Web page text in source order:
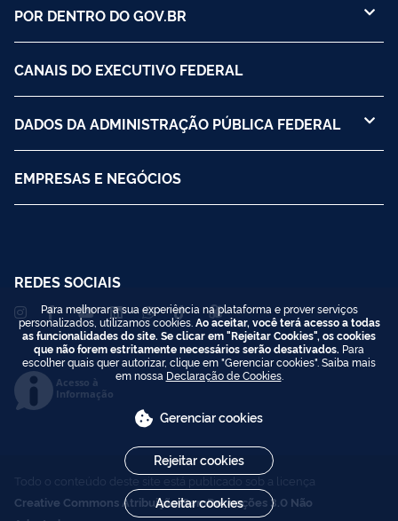
POR DENTRO DO GOV.BR
CANAIS DO EXECUTIVO FEDERAL
DADOS DA ADMINISTRAÇÃO PÚBLICA FEDERAL
EMPRESAS E NEGÓCIOS
REDES SOCIAIS
Acesso à
Informação
Todo o conteúdo deste site está publicado sob a licença
Creative Commons Atribuição-SemDerivações 3.0 Não
Para melhorar a sua experiência na plataforma e prover serviços
personalizados, utilizamos cookies. Ao aceitar, você terá acesso a todas
as funcionalidades do site. Se clicar em "Rejeitar Cookies", os cookies
que não forem estritamente necessários serão desativados. Para
escolher quais quer autorizar, clique em "Gerenciar cookies". Saiba mais
em nossa Declaração de Cookies.
Gerenciar cookies
Rejeitar cookies
Aceitar cookies